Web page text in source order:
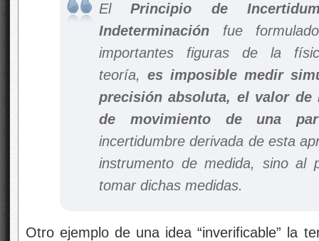
ElPrincipio de
Indeterminación fue
importantes figuras de la
teoría, es imposible medir
precisión absoluta, el valor
de movimiento de una
incertidumbre derivada de esta
instrumento de medida, sino al
tomar dichas medidas.
Otro ejemplo de una idea “inverificable” la